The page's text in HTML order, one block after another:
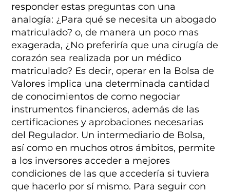
responder estas preguntas con una
analogía: ¿Para qué se necesita un abogado
matriculado? o, de manera un poco mas
exagerada, ¿No preferiría que una cirugía de
corazón sea realizada por un médico
matriculado? Es decir, operar en la Bolsa de
Valores implica una determinada cantidad
de conocimientos de como negociar
instrumentos financieros, además de las
certificaciones y aprobaciones necesarias
del Regulador. Un intermediario de Bolsa,
así como en muchos otros ámbitos, permite
a los inversores acceder a mejores
condiciones de las que accedería si tuviera
que hacerlo por sí mismo. Para seguir con